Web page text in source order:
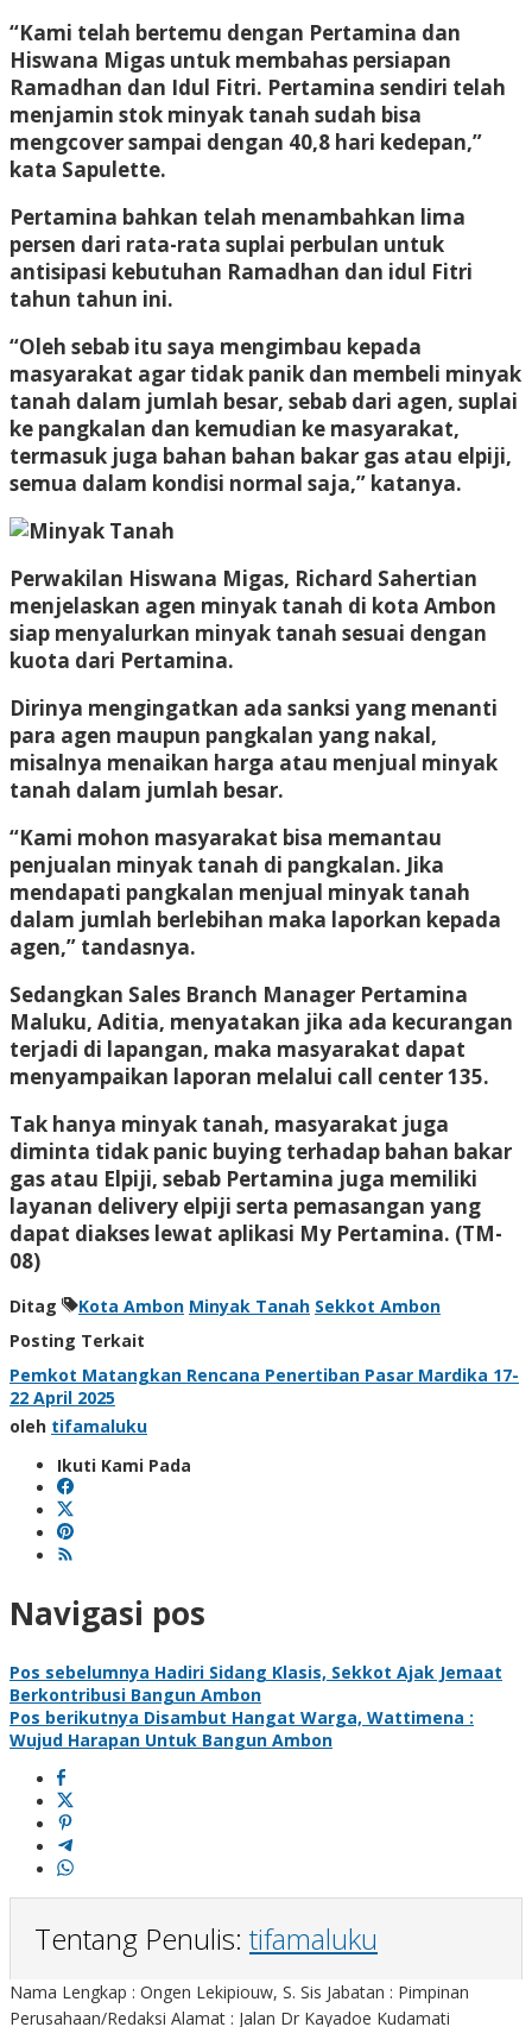
“Kami telah bertemu dengan Pertamina dan
Hiswana Migas untuk membahas persiapan
Ramadhan dan Idul Fitri. Pertamina sendiri telah
menjamin stok minyak tanah sudah bisa
mengcover sampai dengan 40,8 hari kedepan,”
kata Sapulette.
Pertamina bahkan telah menambahkan lima
persen dari rata-rata suplai perbulan untuk
antisipasi kebutuhan Ramadhan dan idul Fitri
tahun tahun ini.
“Oleh sebab itu saya mengimbau kepada
masyarakat agar tidak panik dan membeli minyak
tanah dalam jumlah besar, sebab dari agen, suplai
ke pangkalan dan kemudian ke masyarakat,
termasuk juga bahan bahan bakar gas atau elpiji,
semua dalam kondisi normal saja,” katanya.
Perwakilan Hiswana Migas, Richard Sahertian
menjelaskan agen minyak tanah di kota Ambon
siap menyalurkan minyak tanah sesuai dengan
kuota dari Pertamina.
Dirinya mengingatkan ada sanksi yang menanti
para agen maupun pangkalan yang nakal,
misalnya menaikan harga atau menjual minyak
tanah dalam jumlah besar.
“Kami mohon masyarakat bisa memantau
penjualan minyak tanah di pangkalan. Jika
mendapati pangkalan menjual minyak tanah
dalam jumlah berlebihan maka laporkan kepada
agen,” tandasnya.
Sedangkan Sales Branch Manager Pertamina
Maluku, Aditia, menyatakan jika ada kecurangan
terjadi di lapangan, maka masyarakat dapat
menyampaikan laporan melalui call center 135.
Tak hanya minyak tanah, masyarakat juga
diminta tidak panic buying terhadap bahan bakar
gas atau Elpiji, sebab Pertamina juga memiliki
layanan delivery elpiji serta pemasangan yang
dapat diakses lewat aplikasi My Pertamina. (TM-
08)
Ditag Kota Ambon Minyak Tanah Sekkot Ambon
Posting Terkait
Pemkot Matangkan Rencana Penertiban Pasar Mardika 17-
22 April 2025
oleh tifamaluku
Ikuti Kami Pada
Navigasi pos
Pos sebelumnya Hadiri Sidang Klasis, Sekkot Ajak Jemaat
Berkontribusi Bangun Ambon
Pos berikutnya Disambut Hangat Warga, Wattimena :
Wujud Harapan Untuk Bangun Ambon
Tentang Penulis: tifamaluku
Nama Lengkap : Ongen Lekipiouw, S. Sis Jabatan : Pimpinan
Perusahaan/Redaksi Alamat : Jalan Dr Kayadoe Kudamati